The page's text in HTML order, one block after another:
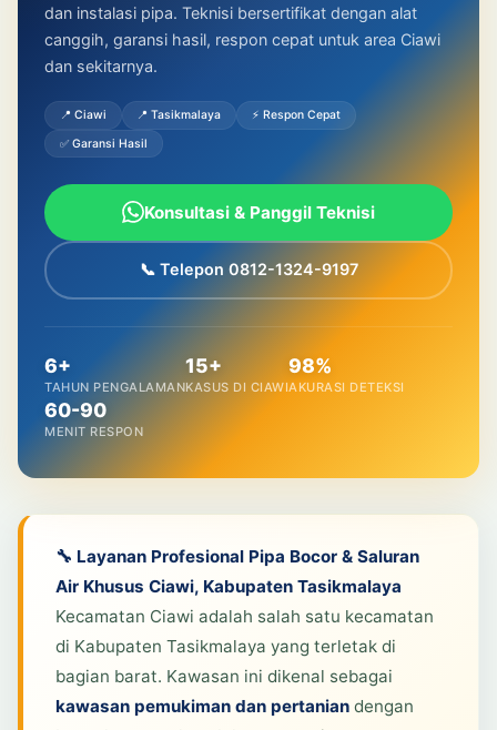
dan instalasi pipa. Teknisi bersertifikat dengan alat
canggih, garansi hasil, respon cepat untuk area Ciawi
dan sekitarnya.
📍 Ciawi 📍 Tasikmalaya
⚡ Respon Cepat
✅ Garansi Hasil
Konsultasi & Panggil Teknisi
📞 Telepon 0812-1324-9197
6+
TAHUN PENGALAMAN
15+
KASUS DI CIAWI
98%
AKURASI DETEKSI
60-90
MENIT RESPON
🔧 Layanan Profesional Pipa Bocor & Saluran
Air Khusus Ciawi, Kabupaten Tasikmalaya
Kecamatan Ciawi adalah salah satu kecamatan
di Kabupaten Tasikmalaya yang terletak di
bagian barat. Kawasan ini dikenal sebagai
kawasan pemukiman dan pertaniandengan